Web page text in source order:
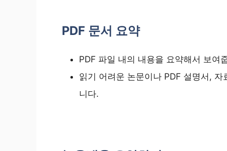
PDF 문서 요약
PDF 파일 내의 내용을 요약해서 보여
읽기 어려운 논문이나 PDF 설명서,
니다.